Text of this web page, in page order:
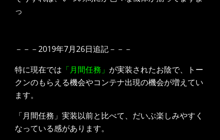
っ
－－－2019年7月26日追記－－－
特に現在では 「月間任務」 が実装されたお陰で、トー
クンのもらえる機会やコンテナ出現の機会が増えてい
ます。
「月間任務」実装以前と比べて、だいぶ楽しみやすく
なっている感があります。